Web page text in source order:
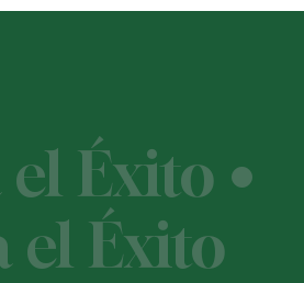
Éxito •
el Éxito